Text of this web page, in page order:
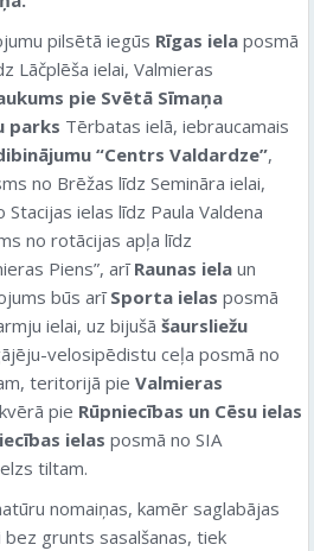
pilsētā iegūs Rīgas iela posmā
Lāčplēša ielai, Valmieras
pie Svētā Sīmaņa
parks Tērbatas ielā, iebraucamais
“Centrs Valdardze”,
no Brēžas līdz Semināra ielai,
Stacijas ielas līdz Paula Valdena
no rotācijas apļa līdz
Piens”, arīRaunas iela un
būs arīSporta ielas posmā
ielai, uz bijušā šaursliežu
velosipēdistu ceļa posmā no
teritorijā pie Valmieras
pie Rūpniecības un Cēsu ielas
ielas posmā no SIA
tiltam.
nomaiņas, kamēr saglabājas
grunts sasalšanas, tiek